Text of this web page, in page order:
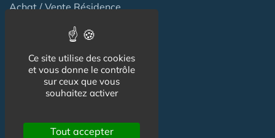
Achat / Vente Résidence
Achat / Vente Terrain
Création Résidence
Produits / Fournisseurs
Réglementation
Actu Marché
Ce site utilise des cookies
et vous donne le contrôle
sur ceux que vous
souhaitez activer
Tout accepter